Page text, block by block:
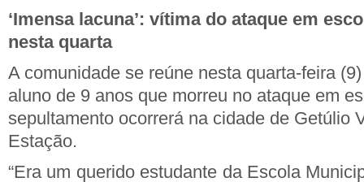
‘Imensa lacuna’: vítima do ataque em
nesta quarta
A comunidade se reúne nesta quarta-feira
aluno de 9 anos que morreu no ataque em
sepultamento ocorrerá na cidade de Getúlio
Estação.
“Era um querido estudante da Escola